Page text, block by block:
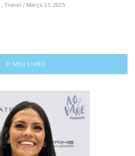
, Travel Março 21, 2025
O MEU LIVRO